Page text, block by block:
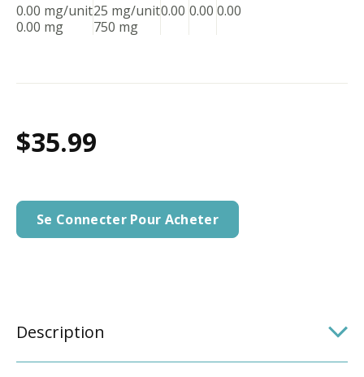
0.00 mg/unit
0.00 mg
25 mg/unit
750 mg
0.00 0.00 0.00
$35.99
Se Connecter Pour Acheter
Description